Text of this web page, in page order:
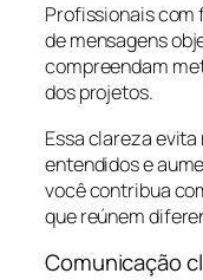
Profissionais
de mensagens
compreendam
dos projetos.
Essa clareza
entendidos e
você contribua
que reúnem
Comunicação